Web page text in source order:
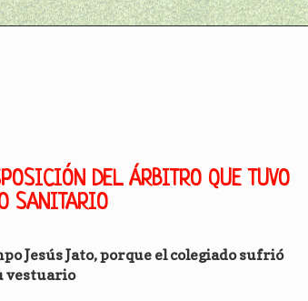
DEL ÁRBITRO QUE TUVO
SANITARIO
Jesús Jato, porque el colegiado sufrió
vestuario